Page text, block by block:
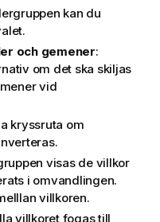
kan du
och gemener:
om det ska skiljas
vid
kryssruta om
visas de villkor
i omvandlingen.
villkoren.
villkoret fogas till